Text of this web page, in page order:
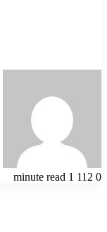
0
1 minute read